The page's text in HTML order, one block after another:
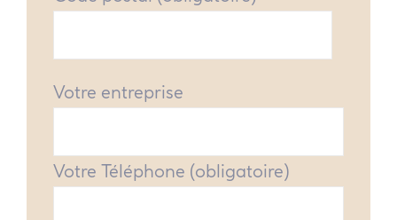
Votre entreprise
Votre Téléphone (obligatoire)